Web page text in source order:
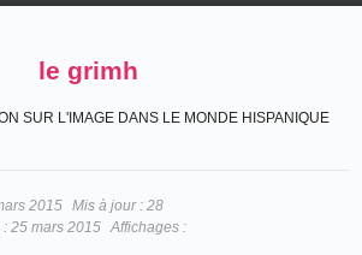
le grimh
SUR L'IMAGE DANS LE MONDE HISPANIQUE
2015 Mis à jour : 28
: 25 mars 2015 Affichages :